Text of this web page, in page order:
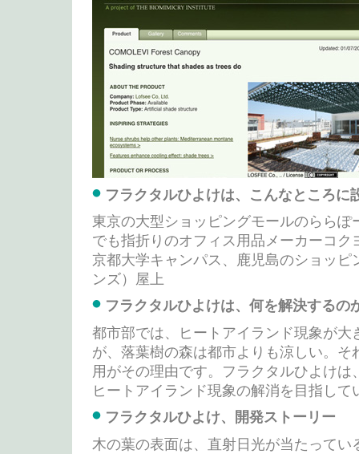
フラクタルひよけは、こんなところに
東京の大型ショッピングモールのららぽ
でも指折りのオフィス用品メーカーコク
京都大学キャンパス、鹿児島のショッピ
ンズ）屋上
フラクタルひよけは、何を解決するの
都市部では、ヒートアイランド現象が大
が、落葉樹の森は都市よりも涼しい。そ
用がその理由です。フラクタルひよけ
ヒートアイランド現象の解消を目指して
フラクタルひよけ、開発ストーリー
木の葉の表面は、直射日光が当たってい